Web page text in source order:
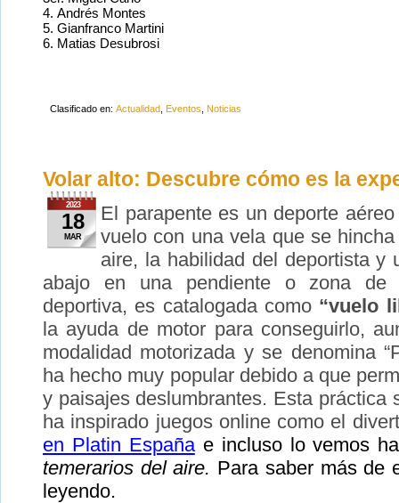
4. Andrés Montes
5. Gianfranco Martini
6. Matias Desubrosi
Clasificado en: Actualidad Eventos Noticias
Volar alto: Descubre cómo es la
2023
18
MAR
El parapente es un deporte
vuelo con una vela que se
aire, la habilidad del deportista y
abajo en una pendiente o zona de
deportiva, es catalogada como “vuelo
la ayuda de motor para conseguirlo,
modalidad motorizada y se denomina
ha hecho muy popular debido a que
y paisajes deslumbrantes. Esta práctica
ha inspirado juegos online como el
en Platin Españae incluso lo vemos
temerarios del aire. Para saber más de
leyendo.